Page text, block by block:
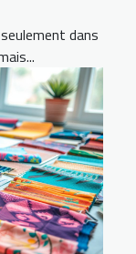
dans